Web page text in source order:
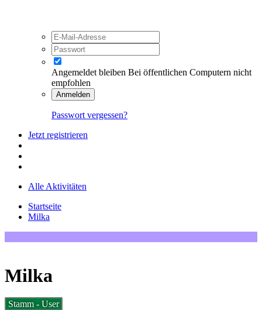
Angemeldet bleiben Bei öffentlichen Computern nicht
empfohlen
Anmelden
Passwort vergessen?
Jetzt registrieren
Alle Aktivitäten
Startseite
Milka
Milka
Stamm - User